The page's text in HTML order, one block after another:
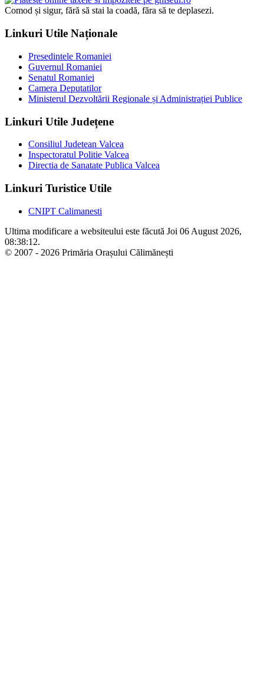
Comod și sigur, fără să stai la coadă, făra să te deplasezi.
Linkuri Utile Naționale
Presedintele Romaniei
Guvernul Romaniei
Senatul Romaniei
Camera Deputatilor
Ministerul Dezvoltării Regionale și Administrației Publice
Linkuri Utile Județene
Consiliul Judetean Valcea
Inspectoratul Politie Valcea
Directia de Sanatate Publica Valcea
Linkuri Turistice Utile
CNIPT Calimanesti
Ultima modificare a websiteului este făcută Joi 06 August 2026,
08:38:12.
© 2007 - 2026 Primăria Orașului Călimănești